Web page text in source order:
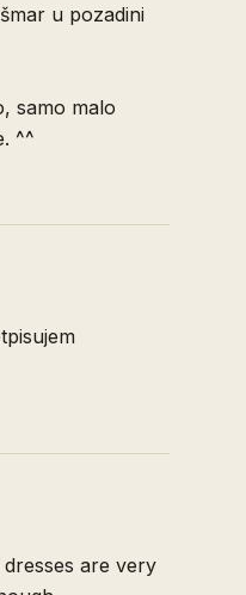
u pozadini
samo malo
^^
are very